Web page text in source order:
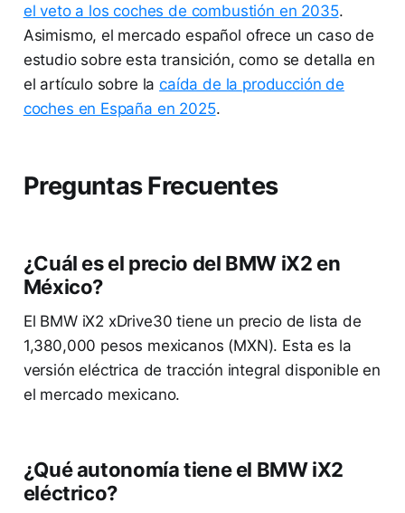
el veto a los coches de combustión en 2035.
Asimismo, el mercado español ofrece un caso de
estudio sobre esta transición, como se detalla en
el artículo sobre lacaída de la producción de
coches en España en 2025.
Preguntas Frecuentes
¿Cuál es el precio del BMW iX2 en
México?
El BMW iX2 xDrive30 tiene un precio de lista de
1,380,000 pesos mexicanos (MXN). Esta es la
versión eléctrica de tracción integral disponible en
el mercado mexicano.
¿Qué autonomía tiene el BMW iX2
eléctrico?